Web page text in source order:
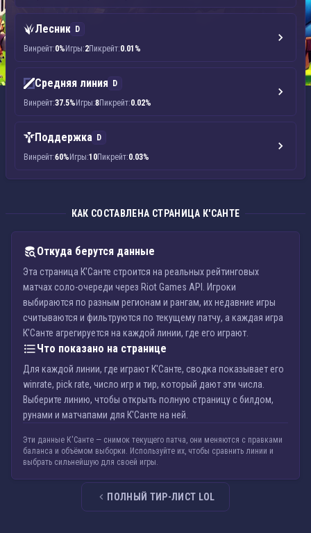
Лесник
D
Винрейт:0% Игры:2Пикрейт:0.01%
Средняя линия
D
Винрейт:37.5% Игры:8Пикрейт:0.02%
Поддержка
D
Винрейт:60% Игры:10Пикрейт:0.03%
КАК СОСТАВЛЕНА СТРАНИЦА К'САНТЕ
Откуда берутся данные
Эта страница К'Санте строится на реальных рейтинговых
матчах соло-очереди через Riot Games API. Игроки
выбираются по разным регионам и рангам, их недавние игры
считываются и фильтруются по текущему патчу, а каждая игра
К'Санте агрегируется на каждой линии, где его играют.
Что показано на странице
Для каждой линии, где играют К'Санте, сводка показывает его
winrate, pick rate, число игр и тир, который дают эти числа.
Выберите линию, чтобы открыть полную страницу с билдом,
рунами и матчапами для К'Санте на ней.
Эти данные К'Санте — снимок текущего патча, они меняются с правками
баланса и объёмом выборки. Используйте их, чтобы сравнить линии и
выбрать сильнейшую для своей игры.
ПОЛНЫЙ ТИР-ЛИСТ LOL